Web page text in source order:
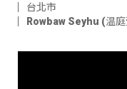
台北市
Rowbaw Seyhu (温